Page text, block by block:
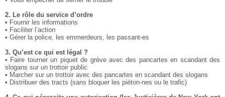
2. Le rôle du service d’ordre
• Fournir les informations
• Faciliter l’action
• Gérer la police, les emmerdeurs, les passant-es
3. Qu’est ce qui est légal ?
• Faire tourner un piquet de grève avec des pancartes en scandant des
slogans sur un trottoir public
• Marcher sur un trottoir avec des pancartes en scandant des slogans
• Distribuer des tracts (sans bloquer les piéton-nes ou le trafic)